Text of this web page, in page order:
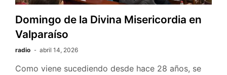
Domingo de la Divina Misericordia en
Valparaíso
radio abril 14, 2026
Como viene sucediendo desde hace 28 años, se